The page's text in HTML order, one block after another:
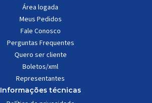
Área logada
Meus Pedidos
Fale Conosco
Perguntas Frequentes
Quero ser cliente
Boletos/xml
Representantes
Informações técnicas